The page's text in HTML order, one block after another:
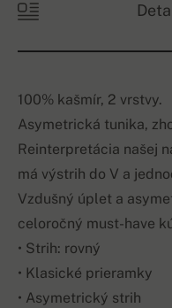
100% kašmír, 2 vrstvy.
Asymetrická tunika,
Reinterpretácia našej
má výstrih do V a
Vzdušný úplet a
celoročný must-have
• Strih: rovný
• Klasické prieramky
• Asymetrický strih